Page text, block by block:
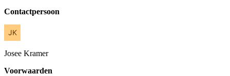
Contactpersoon
Josee Kramer
Voorwaarden